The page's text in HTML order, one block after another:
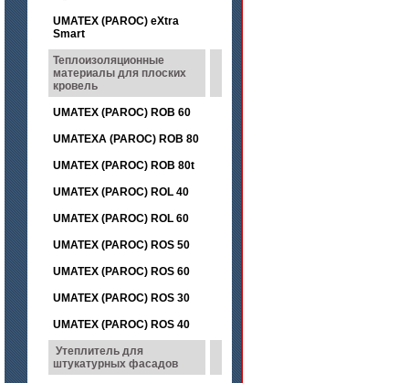
UMATEX (PAROC) eXtra
Smart
Теплоизоляционные
материалы для плоских
кровель
UMATEX (PAROC) ROB 60
UMATEXA (PAROC) ROB 80
UMATEX (PAROC) ROB 80t
UMATEX (PAROC) ROL 40
UMATEX (PAROC) ROL 60
UMATEX (PAROC) ROS 50
UMATEX (PAROC) ROS 60
UMATEX (PAROC) ROS 30
UMATEX (PAROC) ROS 40
Утеплитель для
штукатурных фасадов